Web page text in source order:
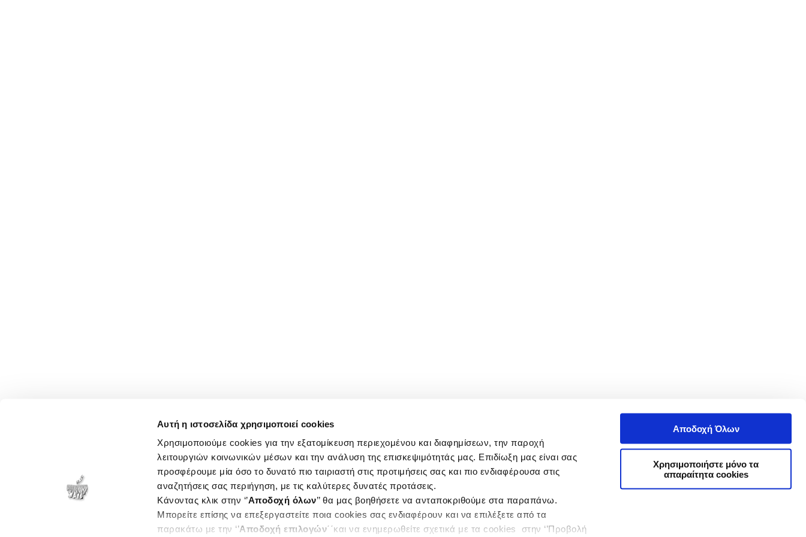
Αυτή η ιστοσελίδα χρησιμοποιεί cookies
Χρησιμοποιούμε cookies για την εξατομίκευση περιεχομένου και διαφημίσεων, την παροχή
λειτουργιών κοινωνικών μέσων και την ανάλυση της επισκεψιμότητάς μας. Επιδίωξη μας είναι σας
προσφέρουμε μία όσο το δυνατό πιο ταιριαστή στις προτιμήσεις σας και πιο ενδιαφέρουσα στις
αναζητήσεις σας περιήγηση, με τις καλύτερες δυνατές προτάσεις.
Κάνοντας κλικ στην ‘’Αποδοχή όλων’’ θα μας βοηθήσετε να ανταποκριθούμε στα παραπάνω.
Μπορείτε επίσης να επεξεργαστείτε ποια cookies σας ενδιαφέρουν και να επιλέξετε από τα
παρακάτω με την ‘’Αποδοχή επιλογών΄΄και να ενημερωθείτε σχετικά με τα cookies στην ‘’Προβολή
Αποδοχή Όλων
Χρησιμοποιήστε μόνο τα
απαραίτητα cookies